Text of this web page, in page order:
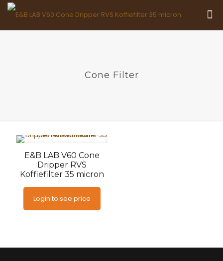
Cone Filter
E&B LAB V60 Cone
Dripper RVS
Koffiefilter 35 micron
Login to see price